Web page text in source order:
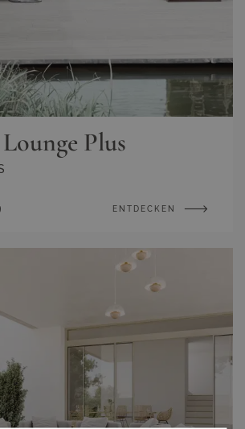
Plus
ENTDECKEN